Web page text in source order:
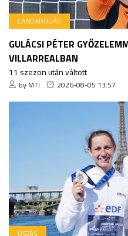
LABDARÚGÁS
GULÁCSI PÉTER
VILLARREALBAN
11 szezon után váltott
by MTI 2026-08-05 13:57
ÚSZÁS